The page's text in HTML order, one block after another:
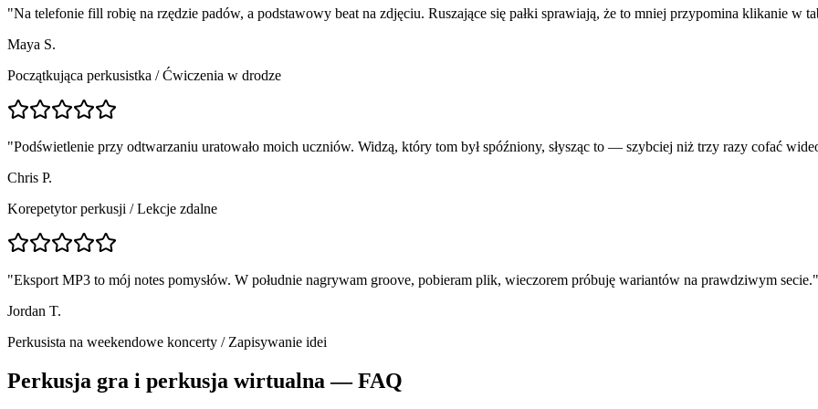
"Na telefonie fill robię na rzędzie padów, a podstawowy beat na zdjęciu. Ruszające się pałki sprawiają, że to mniej przypomina klikanie w
Maya S.
Początkująca perkusistka /Ćwiczenia w drodze
"Podświetlenie przy odtwarzaniu uratowało moich uczniów. Widzą, który tom był spóźniony, słysząc to — szybciej niż trzy razy cofać
Chris P.
Korepetytor perkusji /Lekcje zdalne
"Eksport MP3 to mój notes pomysłów. W południe nagrywam groove, pobieram plik, wieczorem próbuję wariantów na prawdziwym secie."
Jordan T.
Perkusista na weekendowe koncerty / Zapisywanie idei
Perkusja gra i perkusja wirtualna — FAQ